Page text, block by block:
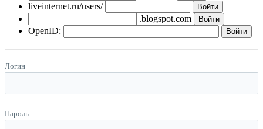
liveinternet.ru/users/
.blogspot.com
OpenID:
Логин
Пароль